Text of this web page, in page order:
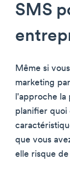
SMS
Même si
marketing
l'approche la
planifier quoi
que vous
elle risque